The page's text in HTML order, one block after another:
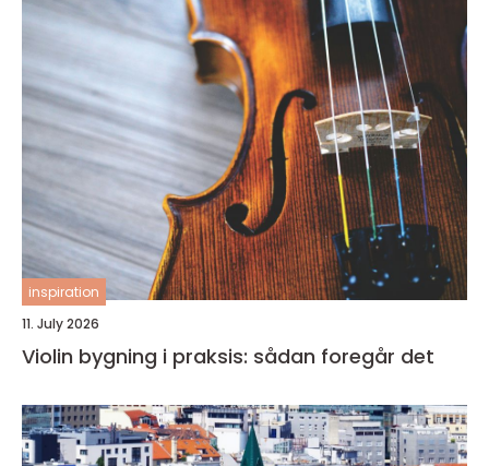
inspiration
11. July 2026
Violin bygning i praksis: sådan foregår det